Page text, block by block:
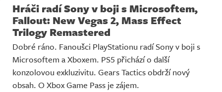
Hráči radí Sony v boji s Microsoftem,
Fallout: New Vegas 2, Mass Effect
Trilogy Remastered
Dobré ráno. Fanoušci PlayStationu radí Sony v boji s
Microsoftem a Xboxem. PS5 přichází o další
konzolovou exkluzivitu. Gears Tactics obdrží nový
obsah. O Xbox Game Pass je zájem.